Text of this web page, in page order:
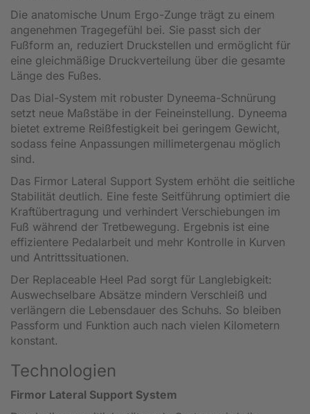
Die anatomische Unum Ergo-Zunge trägt zu einem
angenehmen Tragegefühl bei. Sie passt sich der
Fußform an, reduziert Druckstellen und ermöglicht für
eine gleichmäßige Druckverteilung über die gesamte
Länge des Fußes.
Das Dial-System mit robuster Dyneema-Schnürung
setzt neue Maßstäbe in der Feineinstellung. Dyneema
bietet extreme Reißfestigkeit bei geringem Gewicht,
sodass feine Anpassungen millimetergenau möglich
sind.
Das Firmor Lateral Support System erhöht die seitliche
Stabilität deutlich. Eine feste Seitführung optimiert die
Kraftübertragung und verhindert Verschiebungen im
Fuß während der Tretbewegung. Ergebnis ist eine
effizientere Pedalarbeit und mehr Kontrolle in Kurven
und Antrittssituationen.
Der Replaceable Heel Pad sorgt für Langlebigkeit:
Auswechselbare Absätze mindern Verschleiß und
verlängern die Lebensdauer des Schuhs. So bleiben
Passform und Funktion auch nach vielen Kilometern
konstant.
Technologien
Firmor Lateral Support System